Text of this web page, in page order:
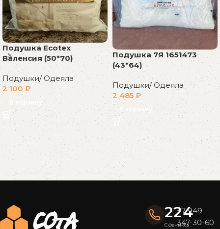
Подушка Ecotex
Валенсия (50*70)
Подушки/ Одеяла
2 100 ₽
В корзину
Подушка 7Я 1651473
(43*64)
Подушки/ Одеяла
2 485₽
В корзину
Read More
224
С Феникса
+7 949
347-30-60